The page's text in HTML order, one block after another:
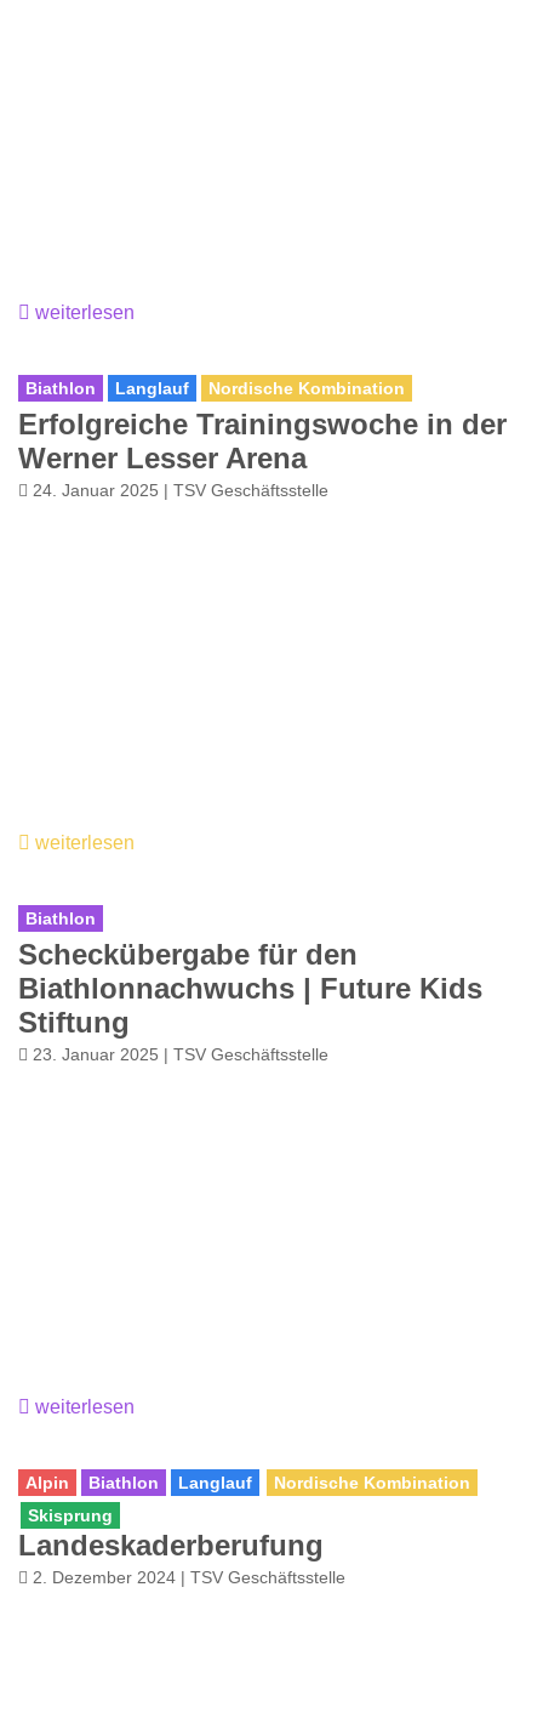
weiterlesen
Biathlon Langlauf Nordische Kombination
Erfolgreiche Trainingswoche in der
Werner Lesser Arena
24. Januar 2025 | TSV Geschäftsstelle
weiterlesen
Biathlon
Scheckübergabe für den
Biathlonnachwuchs | Future Kids
Stiftung
23. Januar 2025 | TSV Geschäftsstelle
weiterlesen
Alpin Biathlon Langlauf
Nordische Kombination
Skisprung
Landeskaderberufung
2. Dezember 2024 | TSV Geschäftsstelle